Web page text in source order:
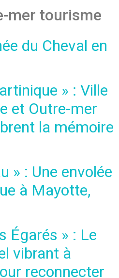
mer tourisme
du Cheval en
» : Ville
et Outre-mer
la mémoire
» : Une envolée
à Mayotte,
Égarés » : Le
vibrant à
reconnecter